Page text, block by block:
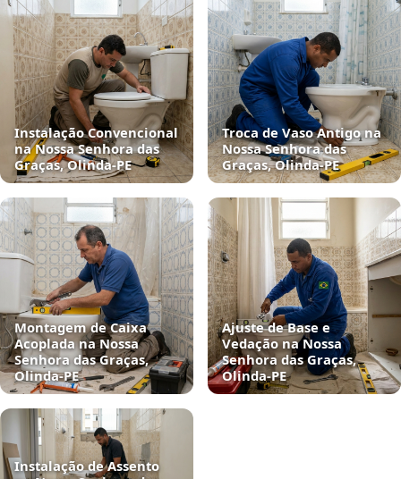
Instalação Convencional
na Nossa Senhora das
Graças, Olinda‑PE
Troca de Vaso Antigo na
Nossa Senhora das
Graças, Olinda‑PE
Montagem de Caixa
Acoplada na Nossa
Senhora das Graças,
Olinda‑PE
Ajuste de Base e
Vedação na Nossa
Senhora das Graças,
Olinda‑PE
Instalação de Assento